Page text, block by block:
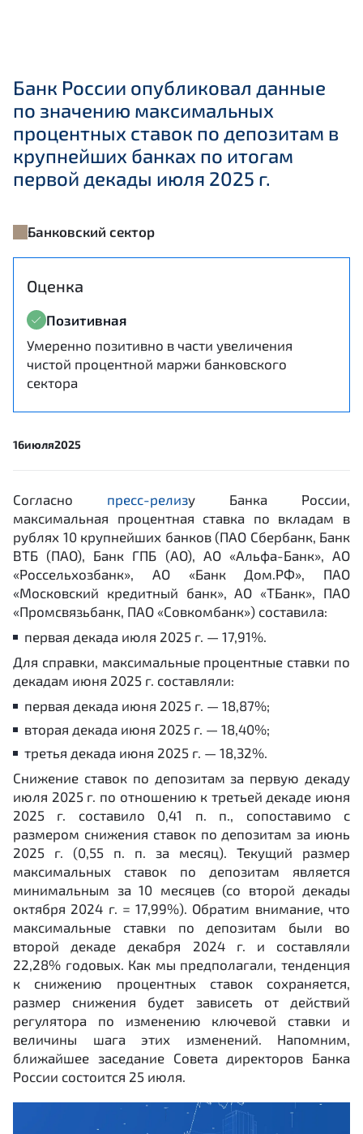
Банк России опубликовал данные
по значению максимальных
процентных ставок по депозитам в
крупнейших банках по итогам
первой декады июля 2025 г.
Банковский сектор
Оценка
Позитивная
Умеренно позитивно в части увеличения
чистой процентной маржи банковского
сектора
16июля2025
Согласно пресс-релизу Банка России,
максимальная процентная ставка по вкладам в
рублях 10 крупнейших банков (ПАО Сбербанк, Банк
ВТБ (ПАО), Банк ГПБ (АО), АО «Альфа-Банк», АО
«Россельхозбанк», АО «Банк Дом.РФ», ПАО
«Московский кредитный банк», АО «ТБанк», ПАО
«Промсвязьбанк, ПАО «Совкомбанк») составила:
первая декада июля 2025 г. — 17,91%.
Для справки, максимальные процентные ставки по
декадам июня 2025 г. составляли:
первая декада июня 2025 г. — 18,87%;
вторая декада июня 2025 г. — 18,40%;
третья декада июня 2025 г. — 18,32%.
Снижение ставок по депозитам за первую декаду
июля 2025 г. по отношению к третьей декаде июня
2025 г. составило 0,41 п. п., сопоставимо с
размером снижения ставок по депозитам за июнь
2025 г. (0,55 п. п. за месяц). Текущий размер
максимальных ставок по депозитам является
минимальным за 10 месяцев (со второй декады
октября 2024 г. = 17,99%). Обратим внимание, что
максимальные ставки по депозитам были во
второй декаде декабря 2024 г. и составляли
22,28% годовых. Как мы предполагали, тенденция
к снижению процентных ставок сохраняется,
размер снижения будет зависеть от действий
регулятора по изменению ключевой ставки и
величины шага этих изменений. Напомним,
ближайшее заседание Совета директоров Банка
России состоится 25 июля.